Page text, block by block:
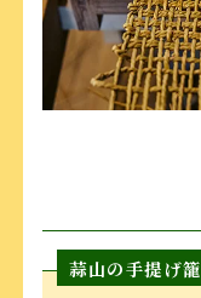
蒜山の手提げ籠